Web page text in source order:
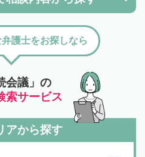
会議」の
索サービス
護士をお探しなら
アから探す